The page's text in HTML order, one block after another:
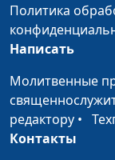
Стать
Жить по
Политика
Написать
Молитвенные
редактору •
Контакты